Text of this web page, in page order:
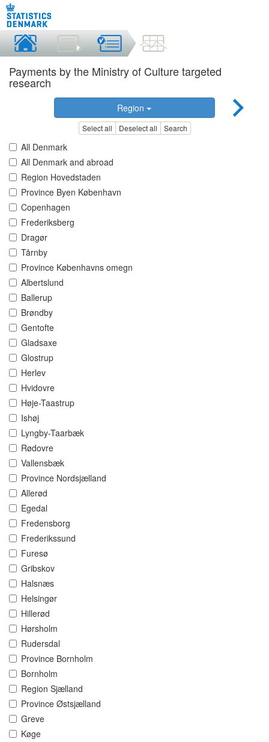
Payments by the Ministry of Culture targeted
research
Region
Select all Deselect all Search
All Denmark
All Denmark and abroad
Region Hovedstaden
Province Byen København
Copenhagen
Frederiksberg
Dragør
Tårnby
Province Københavns omegn
Albertslund
Ballerup
Brøndby
Gentofte
Gladsaxe
Glostrup
Herlev
Hvidovre
Høje-Taastrup
Ishøj
Lyngby-Taarbæk
Rødovre
Vallensbæk
Province Nordsjælland
Allerød
Egedal
Fredensborg
Frederikssund
Furesø
Gribskov
Halsnæs
Helsingør
Hillerød
Hørsholm
Rudersdal
Province Bornholm
Bornholm
Region Sjælland
Province Østsjælland
Greve
Køge